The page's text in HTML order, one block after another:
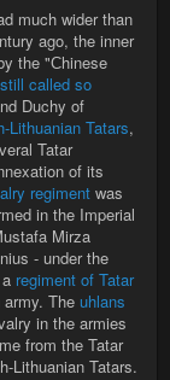
much wider than
ago, the inner
the "Сhinese
called so
Duchy of
Lithuanian Tatars,
Tatar
of its
regiment was
in the Imperial
Mirza
- under the
regiment of Tatar
The uhlans
in the armies
from the Tatar
Lithuanian Tatars.